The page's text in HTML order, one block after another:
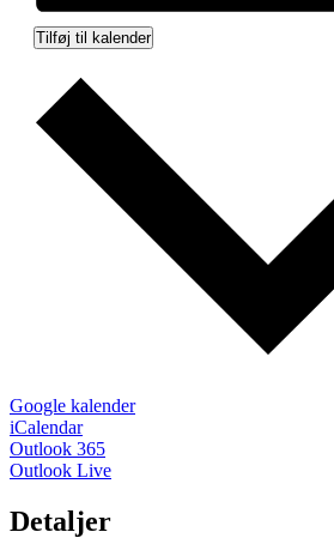
Tilføj til kalender
Google kalender
iCalendar
Outlook 365
Outlook Live
Detaljer